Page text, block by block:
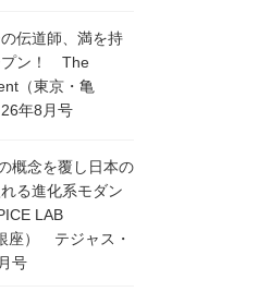
伝道師、満を持
プン！ The
（東京・亀
年8月号
概念を覆し日本の
る進化系モダン
LAB
座） テジャス・
号